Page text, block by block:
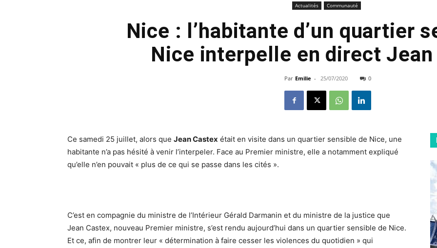
Actualités Communauté
Nice : l’habitante d’un quartier
Nice interpelle en direct
Par Emilie - 25/07/2020 0
Ce samedi 25 juillet, alors que Jean Castex était en visite dans un quartier sensible de Nice, une
habitante n’a pas hésité à venir l’interpeler. Face au Premier ministre, elle a notamment expliqué
qu’elle n’en pouvait « plus de ce qui se passe dans les cités ».
C’est en compagnie du ministre de l’Intérieur Gérald Darmanin et du ministre de la justice que
Jean Castex, nouveau Premier ministre, s’est rendu aujourd’hui dans un quartier sensible de Nice.
Et ce, afin de montrer leur « détermination à faire cesser les violences du quotidien » qui